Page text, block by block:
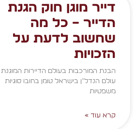
דייר מוגן חוק הגנת
הדייר – כל מה
שחשוב לדעת על
הזכויות
הבנת המורכבות בעולם הדיירות המוגנת
עולם הנדל"ן בישראל טומן בחובו סוגיות
משפטיות
קרא עוד »